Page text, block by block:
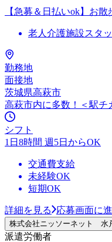
【急募＆日払いok】お
老人介護施設スタ
勤務地
面接地
茨城県高萩市
高萩市内に多数！＜駅チ
シフト
1日8時間 週5日からOK
交通費支給
未経験OK
短期OK
詳細を見る 応募画面に
株式会社ニッソーネット 水
派遣労働者